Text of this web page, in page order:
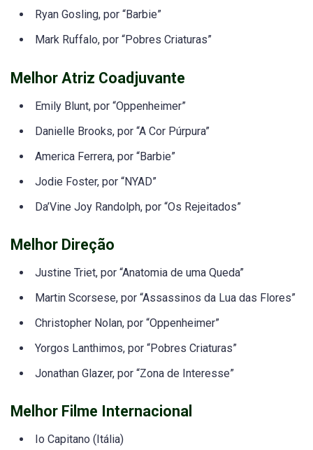
Ryan Gosling, por “Barbie”
Mark Ruffalo, por “Pobres Criaturas”
Melhor Atriz Coadjuvante
Emily Blunt, por “Oppenheimer”
Danielle Brooks, por “A Cor Púrpura”
America Ferrera, por “Barbie”
Jodie Foster, por “NYAD”
Da’Vine Joy Randolph, por “Os Rejeitados”
Melhor Direção
Justine Triet, por “Anatomia de uma Queda”
Martin Scorsese, por “Assassinos da Lua das Flores”
Christopher Nolan, por “Oppenheimer”
Yorgos Lanthimos, por “Pobres Criaturas”
Jonathan Glazer, por “Zona de Interesse”
Melhor Filme Internacional
Io Capitano (Itália)